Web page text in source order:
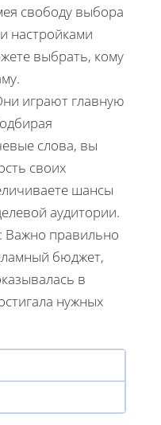
свободу выбора
настройками
выбрать, кому
играют главную
слова, вы
своих
шансы
аудитории.
: Важно правильно
бюджет,
в
нужных